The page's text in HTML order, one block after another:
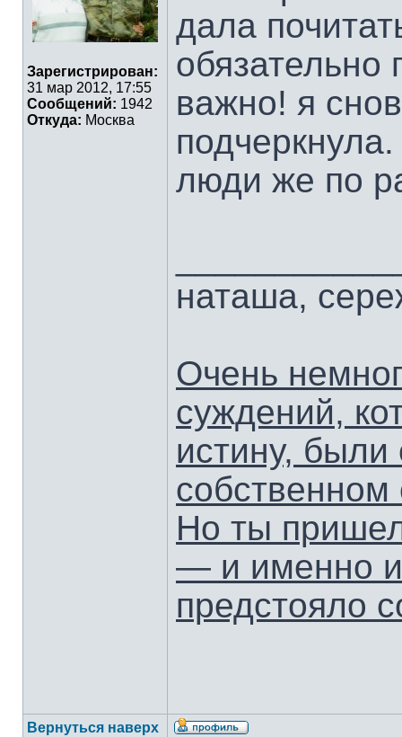
Зарегистрирован:
31 мар 2012, 17:55
Сообщений: 1942
Откуда: Москва
дала
обязательно
важно! я
подчеркнула.
люди же по
наташа,
Очень
суждений,
истину,
собственном
Но ты
— и именно
предстояло
Вернуться наверх